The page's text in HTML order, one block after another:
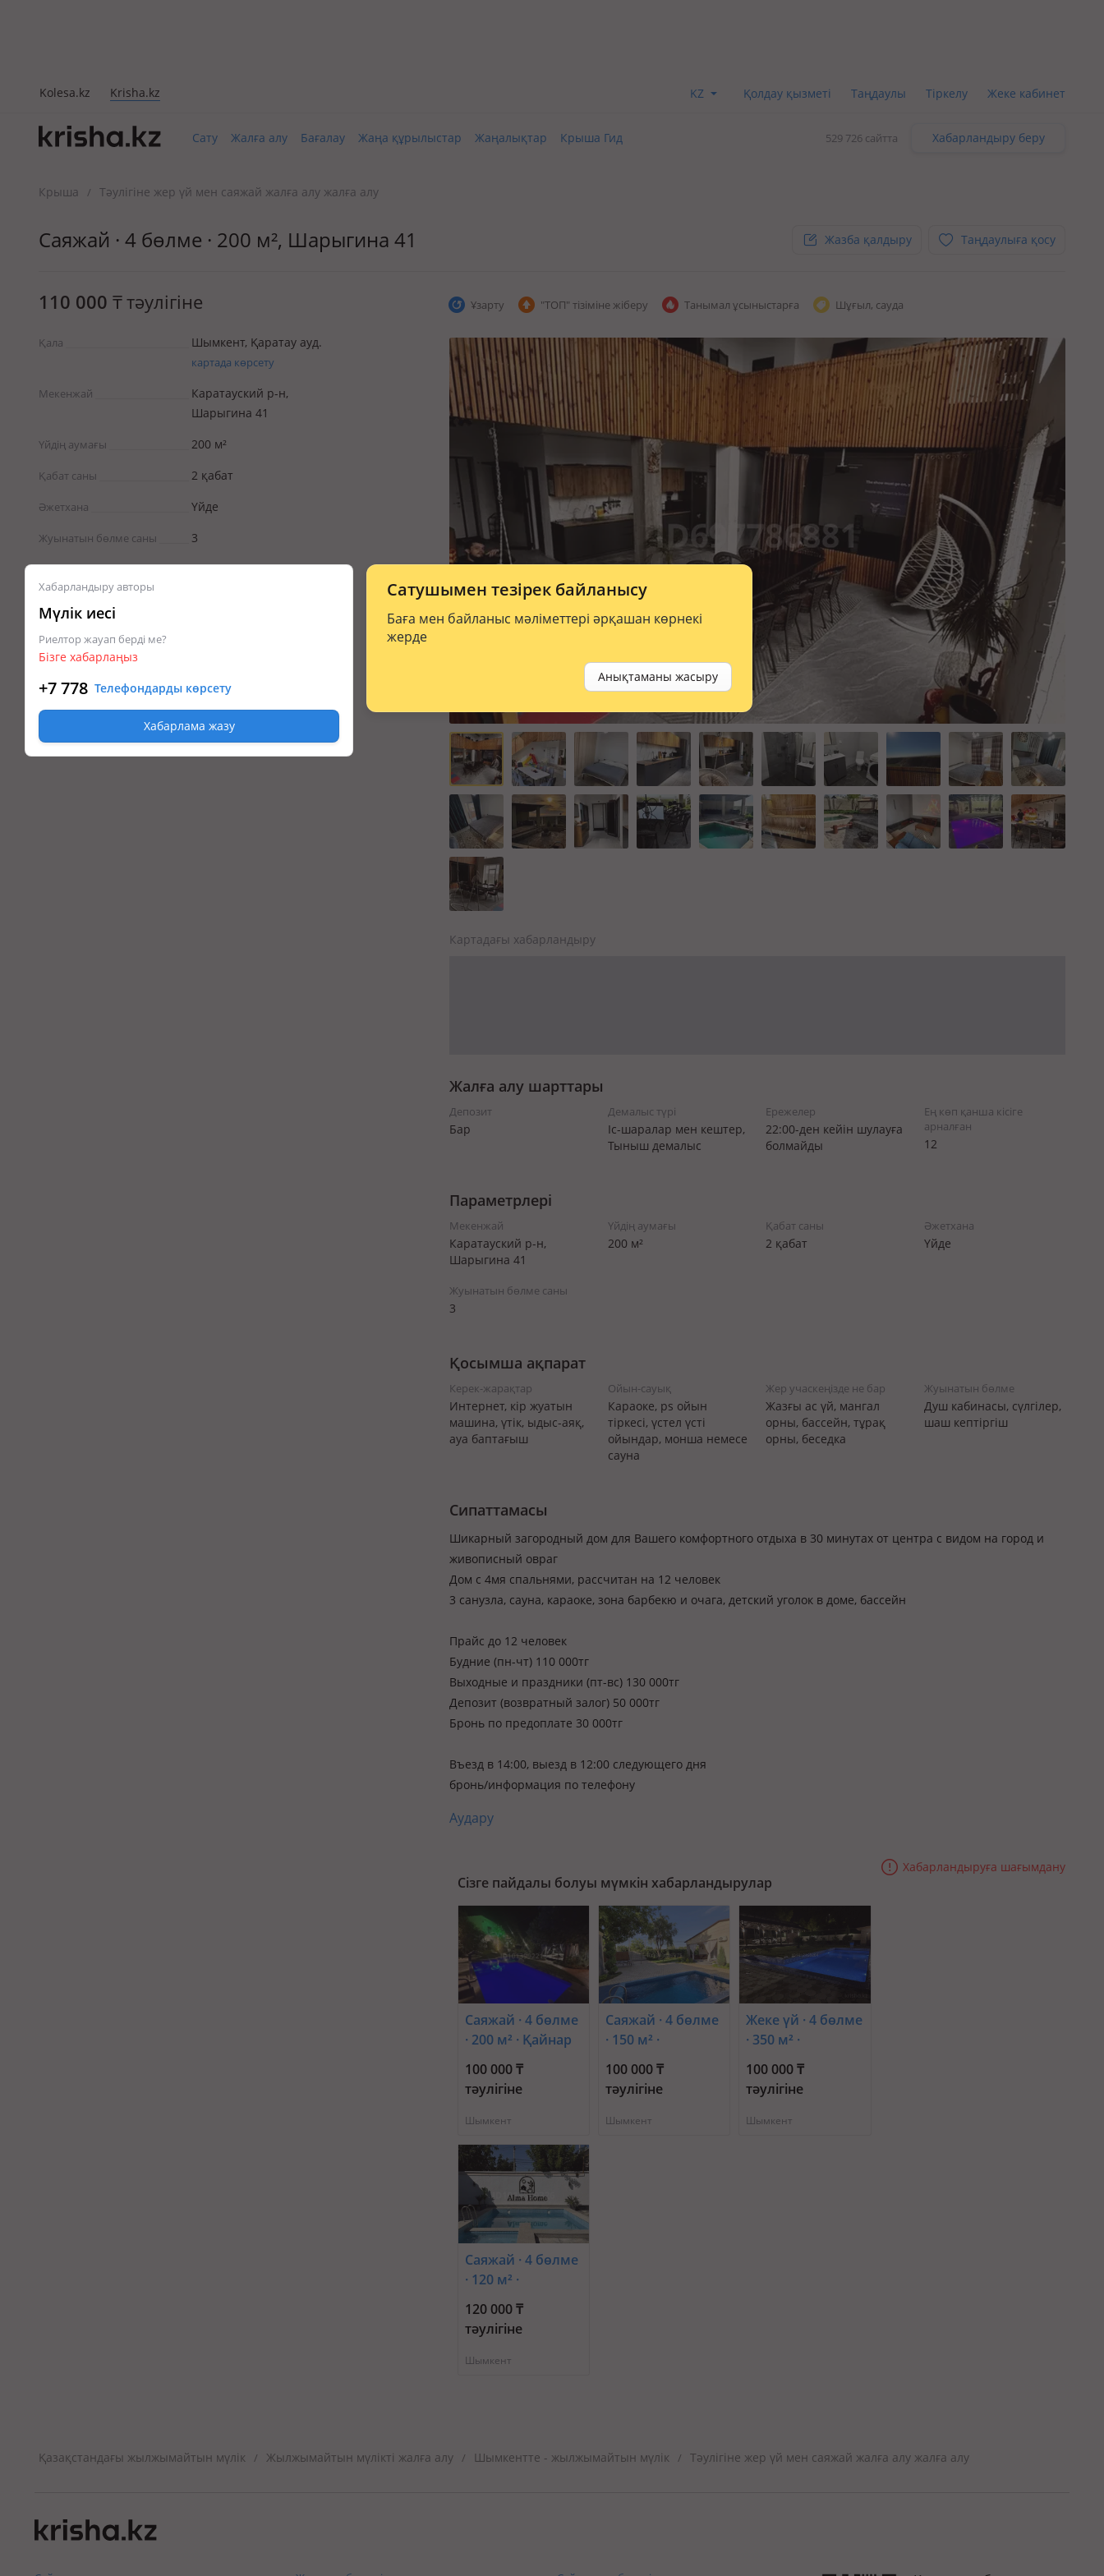
Kolesa.kz Krisha.kz KZ Қолдау қызметі Таңдаулы Тіркелу Жеке кабинет
Сату Жалға алу Бағалау Жаңа құрылыстар Жаңалықтар Крыша Гид 529 726 сайтта Хабарландыру беру
Крыша / Тәулігіне жер үй мен саяжай жалға алу жалға алу
Саяжай · 4 бөлме · 200 м², Шарыгина 41 Жазба қалдыру Таңдаулыға қосу
110 000 ₸тәулігіне
Қала Шымкент, Қаратау ауд.
картада көрсету
Мекенжай
Каратауский р-н,
Шарыгина 41
Үйдің аумағы 200 м²
Қабат саны 2 қабат
Әжетхана Үйде
Жуынатын бөлме саны 3
Сатушымен тезірек байланысу
Баға мен байланыс мәліметтері әрқашан көрнекі
жерде
Анықтаманы жасыру
Хабарландыру авторы
Мүлік иесі
Риелтор жауап берді ме?
Бізге хабарлаңыз
+7 778 Телефондарды көрсету
Хабарлама жазу
Ұзарту "ТОП" тізіміне жіберу Танымал ұсыныстарға Шұғыл, сауда
Картадағы хабарландыру
Жалға алу шарттары
Депозит
Бар
Демалыс түрі
Іс-шаралар мен кештер,
Тыныш демалыс
Ережелер
22:00-ден кейін шулауға
болмайды
Ең көп қанша кісіге
арналған
12
Параметрлері
Мекенжай
Каратауский р-н,
Шарыгина 41
Үйдің аумағы
200 м²
Қабат саны
2 қабат
Әжетхана
Үйде
Жуынатын бөлме саны
3
Қосымша ақпарат
Керек-жарақтар
Интернет, кір жуатын
машина, үтік, ыдыс-аяқ,
ауа баптағыш
Ойын-сауық
Караоке, ps ойын
тіркесі, үстел үсті
ойындар, монша немесе
сауна
Жер учаскеңізде не бар
Жазғы ас үй, мангал
орны, бассейн, тұрақ
орны, беседка
Жуынатын бөлме
Душ кабинасы, сүлгілер,
шаш кептіргіш
Сипаттамасы
Шикарный загородный дом для Вашего комфортного отдыха в 30 минутах от центра с видом на город и
живописный овраг
Дом с 4мя спальнями, рассчитан на 12 человек
3 санузла, сауна, караоке, зона барбекю и очага, детский уголок в доме, бассейн
Прайс до 12 человек
Будние (пн-чт) 110 000тг
Выходные и праздники (пт-вс) 130 000тг
Депозит (возвратный залог) 50 000тг
Бронь по предоплате 30 000тг
Въезд в 14:00, выезд в 12:00 следующего дня
бронь/информация по телефону
Аудару
Хабарландыруға шағымдану
Сізге пайдалы болуы мүмкін хабарландырулар
Саяжай · 4 бөлме
· 200 м² · Қайнар
Бұлақ, Шредера
дп 6
100 000 ₸
тәулігіне
Шымкент
Саяжай · 4 бөлме
· 150 м² ·
Кайнарбулак
100 000 ₸
тәулігіне
Шымкент
Жеке үй · 4 бөлме
· 350 м² ·
Наурызбай
батыр 2
100 000 ₸
тәулігіне
Шымкент
Саяжай · 4 бөлме
· 120 м² ·
Виноградная 59/1
— Остановка
транспортная
120 000 ₸
тәулігіне
Шымкент
Қазақстандағы жылжымайтын мүлік / Жылжымайтын мүлікті жалға алу / Шымкентте - жылжымайтын мүлік / Тәулігіне жер үй мен саяжай жалға алу жалға алу